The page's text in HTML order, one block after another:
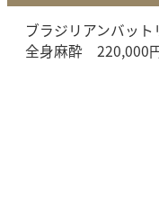
ブラジリアンバッ
全身麻酔 220,000